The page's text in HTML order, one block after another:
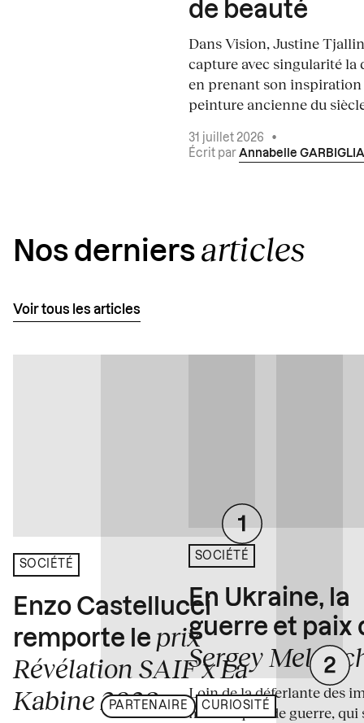
de beauté
Dans Vision, Justine
capture avec singularité la
en prenant son inspiration
peinture ancienne du
31 juillet 2026
•
Écrit par Annabelle GARBIGLIA
Nos derniers articles
Voir tous les articles
SOCIÉTÉ
Enzo Castellucci
remporte le prix
Révélation SAIF x La
Kabine 2026
PARTENAIRE CURIOSITÉ
SOCIÉTÉ
En Ukraine, la
guerre et paix
Sergey
Loin de la déferlante des
médiatiques de guerre, qui